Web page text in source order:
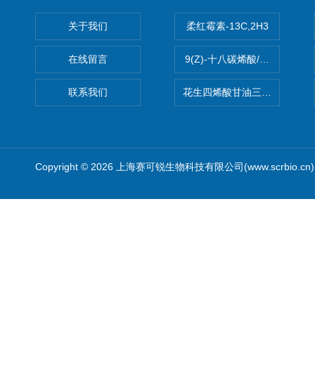
关于我们
在线留言
联系我们
柔红霉素-13C,2H3
9(Z)-十八碳烯酸/油酸
花生四烯酸甘油三酯(顺式-
Copyright © 2026 上海赛可锐生物科技有限公司